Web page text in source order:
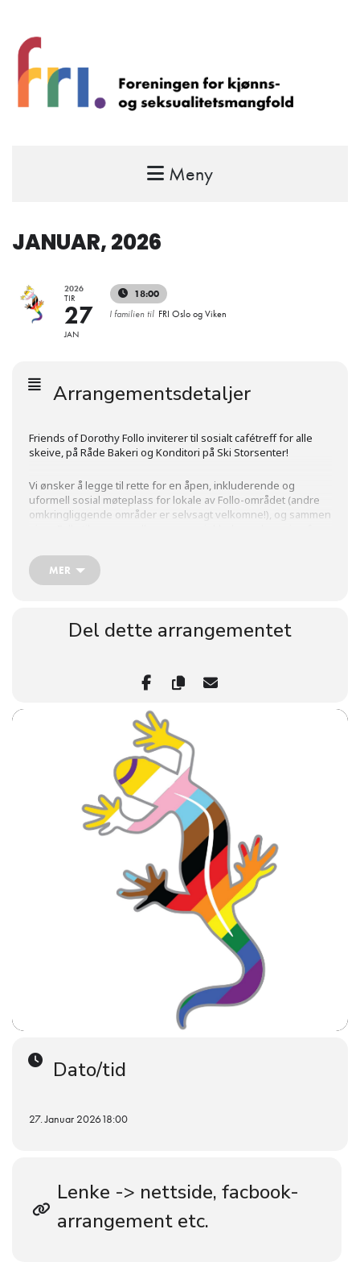
FRI – foreningen for kjønns- og
Meny
JANUAR, 2026
2026
TIR
27
JAN
18:00
I familien til FRI Oslo og Viken
Arrangementsdetaljer
Friends of Dorothy Follo inviterer til sosialt cafétreff for alle
skeive, på Råde Bakeri og Konditori på Ski Storsenter!
Vi ønsker å legge til rette for en åpen, inkluderende og
uformell sosial møteplass for lokale av Follo-området (andre
omkringliggende områder er selvsagt velkomne!), og sammen
Kanskje du vil utvide bekjentskapskretsen din? Er nyinnflyttet
Alle er velkomne!
Vi setter oss innerst i lokalene for å sitte litt mer uforstyrret –
bare se etter bordskiltet med regnbue-salamanderen!
informasjon om lokalene på nettsiden til
Vi håper på å se så mange som mulig av dere!
Støtt frivilligheten i FRI – hele året!
Engasjer deg som medlem!
Støtt arbeidet – bli med som fast giver!
MER
Del dette arrangementet
Dato/tid
27. Januar 202618:00
Lenke -> nettside, facbook-
arrangement etc.